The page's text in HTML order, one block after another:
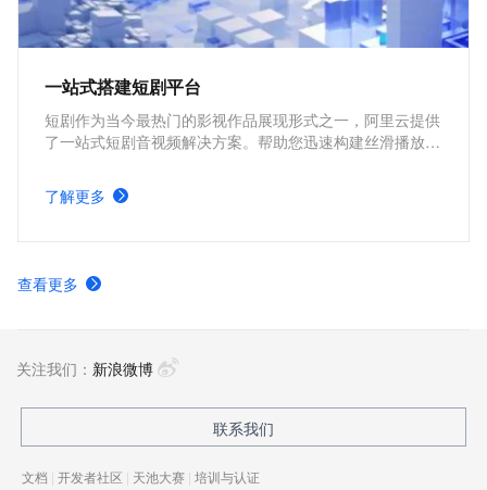
一站式搭建短剧平台
短剧作为当今最热门的影视作品展现形式之一，阿里云提供
了一站式短剧音视频解决方案。帮助您迅速构建丝滑播放体
能生产的短剧平台。
了解更多
查看更多
关注我们： 新浪微博
联系我们
文档 | 开发者社区 | 天池大赛 | 培训与认证